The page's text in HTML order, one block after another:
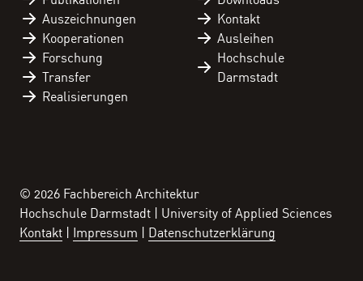
Auszeichnungen
Kooperationen
Forschung
Transfer
Realisierungen
Kontakt
Ausleihen
Hochschule
Darmstadt
© 2026 Fachbereich Architektur
Hochschule Darmstadt | University of Applied Sciences
Kontakt
Impressum Datenschutzerklärung